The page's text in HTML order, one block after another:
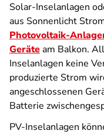
Solar-Inselanlagen
aus Sonnenlicht
Photovoltaik-
Geräteam Balkon.
Inselanlagen keine
produzierte Strom
angeschlossenen
Batterie
PV-Inselanlagen